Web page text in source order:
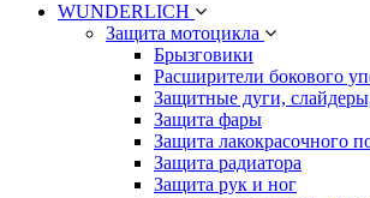
WUNDERLICH
Защита мотоцикла
Брызговики
Расширители бокового
Защитные дуги,
Защита фары
Защита лакокрасочного
Защита радиатора
Защита рук и ног